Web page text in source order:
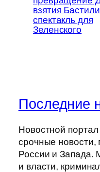
взятия
спектакль для
Зеленского
Последние
Новостной
срочные новости,
России и Запада.
и власти,